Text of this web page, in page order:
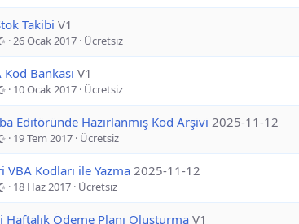
Takibi V1
26 Ocak 2017 Ücretsiz
Kod Bankası V1
10 Ocak 2017 Ücretsiz
Editöründe Hazırlanmış Kod Arşivi 2025-11-12
19 Tem 2017 Ücretsiz
VBA Kodları ile Yazma 2025-11-12
18 Haz 2017 Ücretsiz
Haftalık Ödeme Planı Oluşturma V1